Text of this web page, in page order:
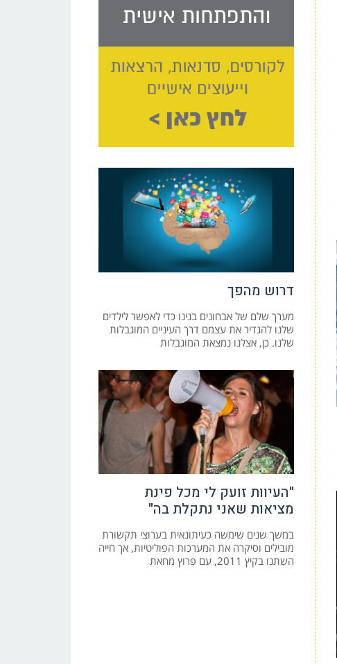
דרוש מהפך
מערך שלם של אבחונים בנינו כדי לאפשר לילדים
שלנו להגדיר את עצמם דרך העיניים המוגבלות
שלנו. כן, אצלנו נמצאת המוגבלות
"העיוות זועק לי מכל פינת
מציאות שאני נתקלת בה"
במשך שנים שימשה כעיתונאית בערוצי תקשורת
מובילים וסיקרה את המערכות הפוליטיות, אך חייה
השתנו בקיץ 2011, עם פרוץ מחאת